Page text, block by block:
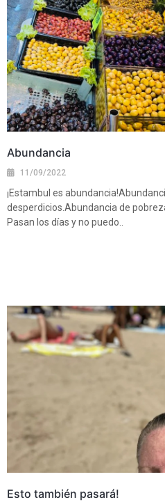
Abundancia
11/09/2022
¡Estambul es
desperdicios.Abundancia de
Pasan los días y no puedo..
Esto también pasará!